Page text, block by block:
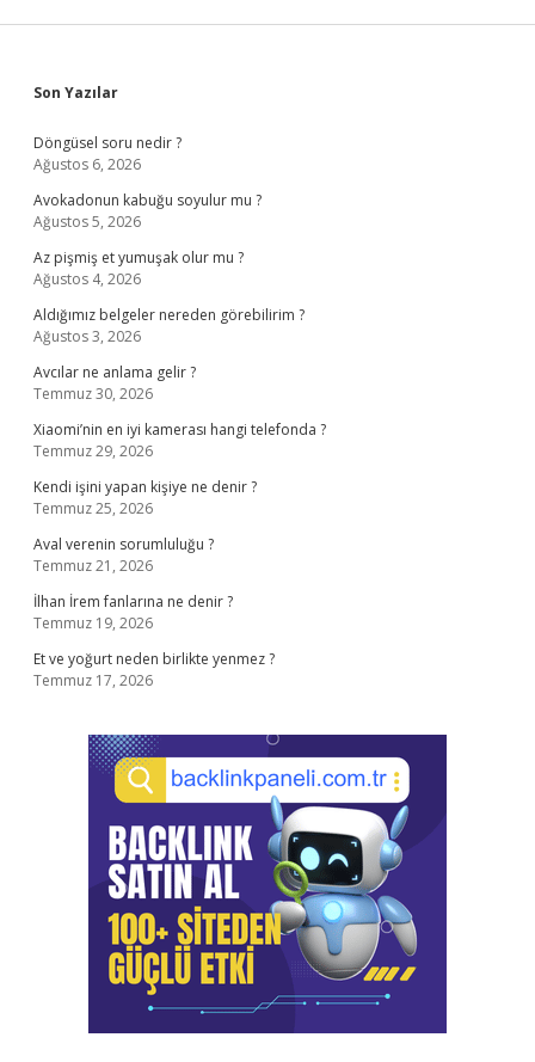
Sidebar
Son Yazılar
Döngüsel soru nedir ?
Ağustos 6, 2026
Avokadonun kabuğu soyulur mu ?
Ağustos 5, 2026
Az pişmiş et yumuşak olur mu ?
Ağustos 4, 2026
Aldığımız belgeler nereden görebilirim ?
Ağustos 3, 2026
Avcılar ne anlama gelir ?
Temmuz 30, 2026
Xiaomi’nin en iyi kamerası hangi telefonda ?
Temmuz 29, 2026
Kendi işini yapan kişiye ne denir ?
Temmuz 25, 2026
Aval verenin sorumluluğu ?
Temmuz 21, 2026
İlhan İrem fanlarına ne denir ?
Temmuz 19, 2026
Et ve yoğurt neden birlikte yenmez ?
Temmuz 17, 2026